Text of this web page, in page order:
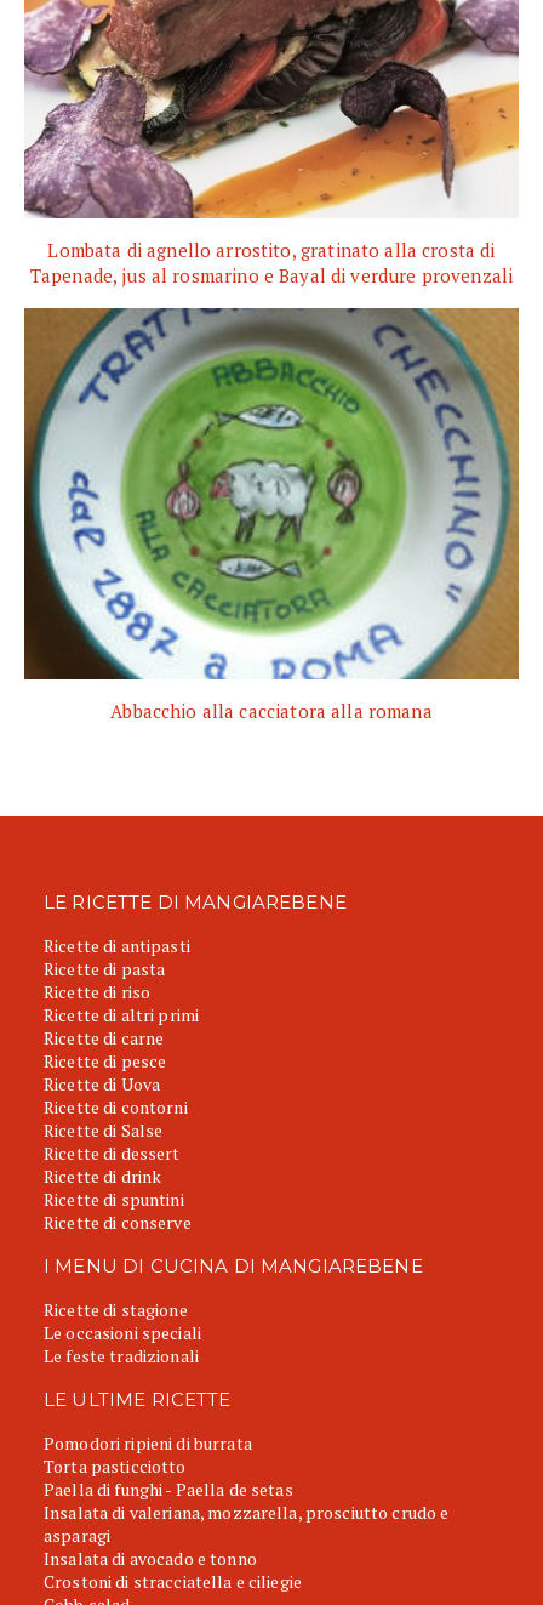
Lombata di agnello arrostito, gratinato alla crosta di
Tapenade, jus al rosmarino e Bayal di verdure provenzali
Abbacchio alla cacciatora alla romana
LE RICETTE DI MANGIAREBENE
Ricette di antipasti
Ricette di pasta
Ricette di riso
Ricette di altri primi
Ricette di carne
Ricette di pesce
Ricette di Uova
Ricette di contorni
Ricette di Salse
Ricette di dessert
Ricette di drink
Ricette di spuntini
Ricette di conserve
I MENU DI CUCINA DI MANGIAREBENE
Ricette di stagione
Le occasioni speciali
Le feste tradizionali
LE ULTIME RICETTE
Pomodori ripieni di burrata
Torta pasticciotto
Paella di funghi - Paella de setas
Insalata di valeriana, mozzarella, prosciutto crudo e
asparagi
Insalata di avocado e tonno
Crostoni di stracciatella e ciliegie